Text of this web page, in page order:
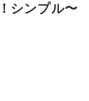
シンプル〜